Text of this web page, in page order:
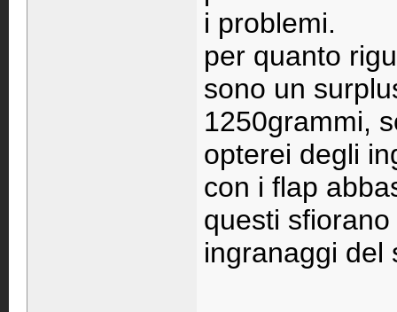
i problemi.
per quanto
sono un
1250grammi,
opterei degli
con i flap
questi
ingranaggi del